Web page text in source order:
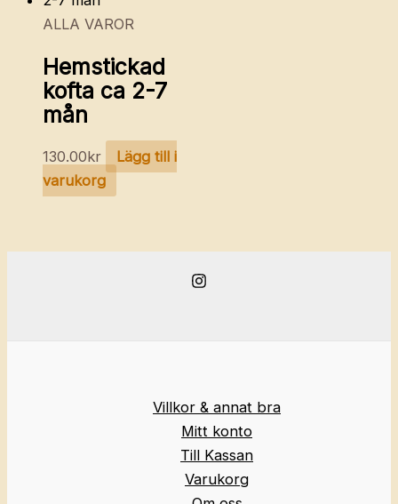
ALLA VAROR
Hemstickad
kofta ca 2-7
mån
130.00kr
Lägg till i
varukorg
Villkor & annat bra
Mitt konto
Till Kassan
Varukorg